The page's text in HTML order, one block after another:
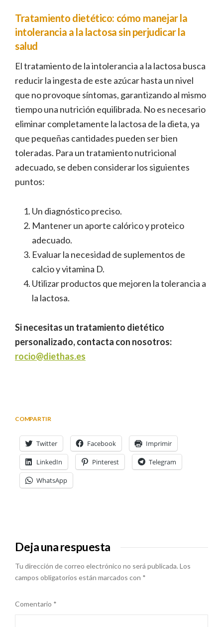
Tratamiento dietético: cómo manejar la
intolerancia a la lactosa sin perjudicar la
salud
El tratamiento de la intolerancia a la lactosa busca
reducir la ingesta de este azúcar hasta un nivel
que no provoque síntomas, garantizando al mismo
tiempo una nutrición equilibrada. No es necesario
eliminar completamente la lactosa de la dieta, ya
que pequeñas cantidades pueden ser bien
toleradas. Para un tratamiento nutricional
adecuado, se deben considerar los siguientes
puntos:
Un diagnóstico preciso.
Mantener un aporte calórico y proteico
adecuado.
Evaluar la necesidad de suplementos de
calcio y vitamina D.
Utilizar productos que mejoren la tolerancia a
la lactosa.
Si necesitas un tratamiento dietético
personalizado, contacta con nosotros:
rocio@diethas.es
COMPARTIR
Twitter Facebook Imprimir
LinkedIn Pinterest Telegram
WhatsApp
Deja una respuesta
Tu dirección de correo electrónico no será publicada. Los
campos obligatorios están marcados con *
Comentario *